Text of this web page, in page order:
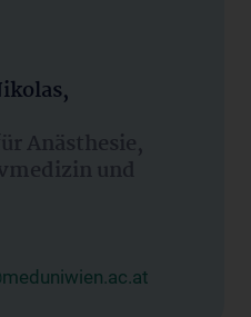
Anästhesie,
und